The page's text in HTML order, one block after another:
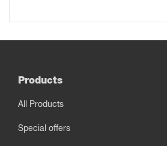
Products
All Products
Special offers